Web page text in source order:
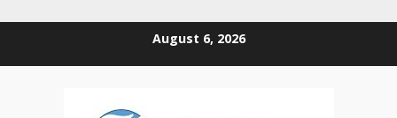
August 6, 2026